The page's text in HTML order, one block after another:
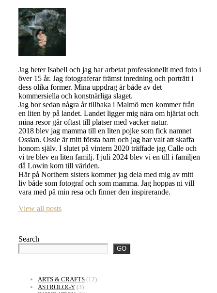
Jag heter Isabell och jag har arbetat professionellt med foto i
över 15 år. Jag fotograferar främst inredning och porträtt i
dess olika former. Mina uppdrag är både av det
kommersiella och konstnärliga slaget.
Jag bor sedan några år tillbaka i Malmö men kommer från
en liten by på landet. Landet ligger mig nära om hjärtat och
mina resor går oftast till platser med vacker natur.
2018 blev jag mamma till en liten pojke som fick namnet
Ossian. Ossie är mitt första barn och jag har valt att skaffa
honom själv. I slutet på vintern 2020 träffade jag Calle och
vi tre blev en liten familj. I juli 2024 blev vi en till i familjen
då Lowin kom till världen.
Här på Northern sisters kommer jag dela med mig av mitt
liv både som fotograf och som mamma. Jag hoppas ni vill
vara med på min resa och finner den inspirerande.
View all posts
Search
GO
ARTS & CRAFTS (12)
ASTROLOGY (3)